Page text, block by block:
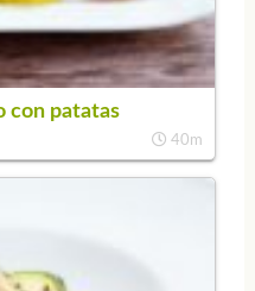
con patatas
40m